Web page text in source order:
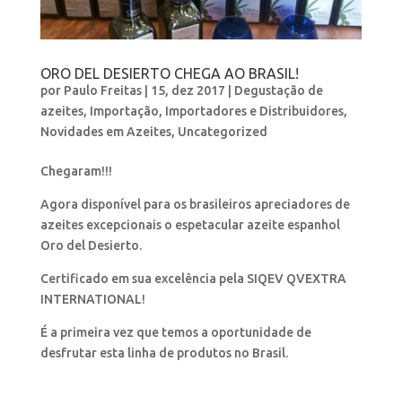
ORO DEL DESIERTO CHEGA AO BRASIL!
por Paulo Freitas| 15, dez 2017
Degustação de
azeites, Importação, Importadores e Distribuidores,
Novidades em Azeites, Uncategorized
Chegaram!!!
Agora disponível para os brasileiros apreciadores de
azeites excepcionais o espetacular azeite espanhol
Oro del Desierto.
Certificado em sua excelência pela SIQEV QVEXTRA
INTERNATIONAL!
É a primeira vez que temos a oportunidade de
desfrutar esta linha de produtos no Brasil.